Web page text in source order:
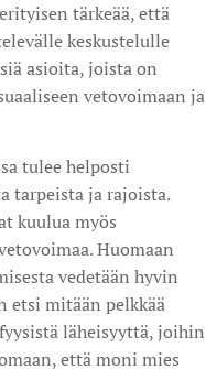
tärkeää, että
keskustelulle
asioita, joista on
vetovoimaan ja
tulee helposti
tarpeista ja rajoista.
kuulua myös
Huomaan
vedetään hyvin
etsi mitään pelkkää
läheisyyttä, joihin
että moni mies